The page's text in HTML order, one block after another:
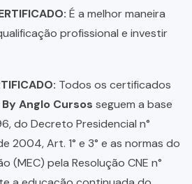
É a melhor maneira
profissional e investir
Todos os certificados
By Anglo Cursos seguem a base
do Decreto Presidencial n°
2004, Art. 1° e 3° e as normas do
(MEC) pela Resolução CNE n°